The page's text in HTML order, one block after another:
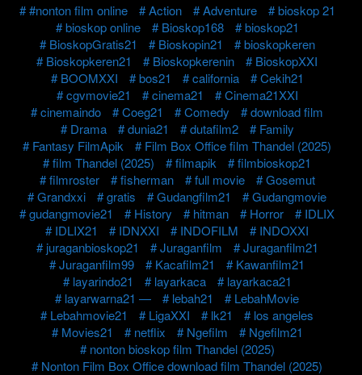
#nonton film online
Action Adventure
bioskop 21
bioskop online
Bioskop168
bioskop21
BioskopGratis21
Bioskopin21
bioskopkeren
Bioskopkeren21
Bioskopkerenin
BioskopXXI
BOOMXXI
bos21 california
Cekih21
cgvmovie21
cinema21
Cinema21XXI
cinemaindo
Coeg21 Comedy
download film
Drama
dunia21 dutafilm2
Family
Fantasy FilmApik
Film Box Office film Thandel (2025)
film Thandel (2025)
filmapik
filmbioskop21
filmroster
fisherman full movie
Gosemut
Grandxxi
gratis Gudangfilm21
Gudangmovie
gudangmovie21
History hitman Horror
IDLIX
IDLIX21
IDNXXI INDOFILM
INDOXXI
juraganbioskop21
Juraganfilm
Juraganfilm21
Juraganfilm99
Kacafilm21
Kawanfilm21
layarindo21
layarkaca
layarkaca21
layarwarna21 —
lebah21
LebahMovie
Lebahmovie21
LigaXXI lk21
los angeles
Movies21
netflix Ngefilm
Ngefilm21
nonton bioskop film Thandel (2025)
Nonton Film Box Office download film Thandel (2025)